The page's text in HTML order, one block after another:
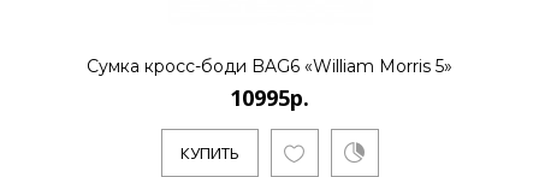
Сумка кросс-боди BAG6 «William Morris 5»
10995р.
КУПИТЬ